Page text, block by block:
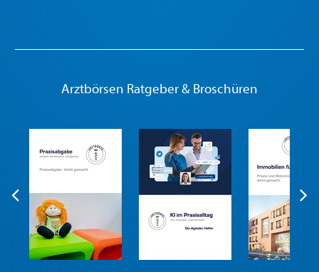
Arztbörsen Ratgeber & Broschüren